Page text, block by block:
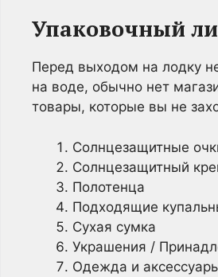
Упаковочный
Перед выходом на лодку
на воде, обычно нет
товары, которые вы не
Солнцезащитные
Солнцезащитный
Полотенца
Подходящие
Сухая сумка
Украшения /
Одежда и